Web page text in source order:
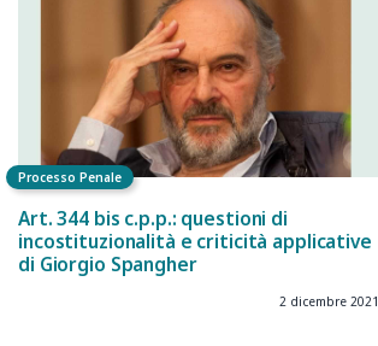
Processo Penale
Art. 344 bis c.p.p.: questioni di
incostituzionalità e criticità applicative
di Giorgio Spangher
2 dicembre 2021